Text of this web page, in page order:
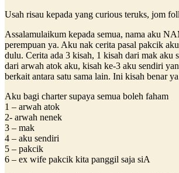
Usah risau kepada yang curious teruks, jom
Assalamulaikum kepada semua, nama aku
perempuan ya. Aku nak cerita pasal pakcik
dulu. Cerita ada 3 kisah, 1 kisah dari mak aku
dari arwah atok aku, kisah ke-3 aku sendiri
berkait antara satu sama lain. Ini kisah benar
Aku bagi charter supaya semua boleh faham
1 – arwah atok
2- arwah nenek
3 – mak
4 – aku sendiri
5 – pakcik
6 – ex wife pakcik kita panggil saja siA